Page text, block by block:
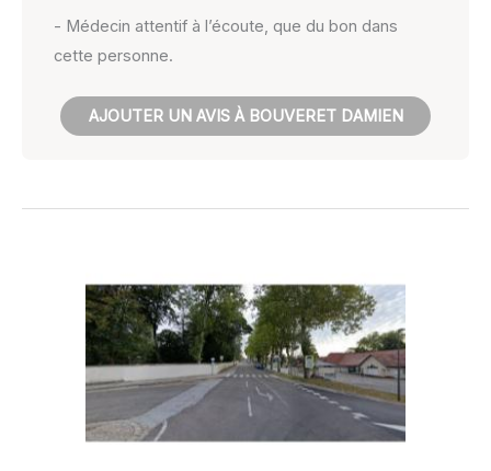
- Médecin attentif à l’écoute, que du bon dans
cette personne.
AJOUTER UN AVIS À BOUVERET DAMIEN